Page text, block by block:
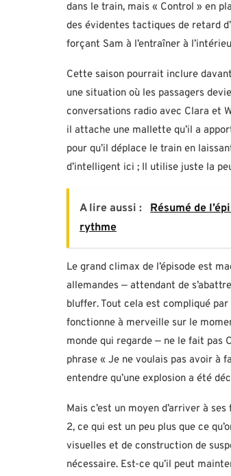
dans le train, mais « Control » en
des évidentes tactiques de retard
forçant Sam à l’entraîner à
Cette saison pourrait inclure
une situation où les passagers
conversations radio avec Clara et
il attache une mallette qu’il a
pour qu’il déplace le train en
d’intelligent ici ; Il utilise juste la
A lire aussi : Résumé de
rythme
Le grand climax de l’épisode est
allemandes — attendant de
bluffer. Tout cela est compliqué
fonctionne à merveille sur le
monde qui regarde — ne le fait pas
phrase « Je ne voulais pas avoir à
entendre qu’une explosion a été
Mais c’est un moyen d’arriver à
2, ce qui est un peu plus que ce
visuelles et de construction de
nécessaire. Est-ce qu’il peut